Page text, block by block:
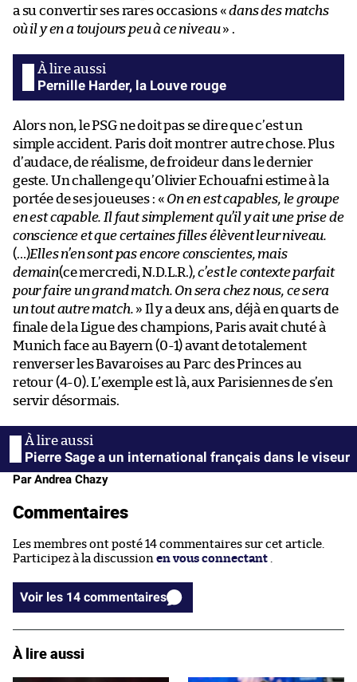
a su convertir ses rares occasions «dans des matchs
où il y en a toujours peu à ce niveau» .
Pernille Harder, la Louve rouge
Alors non, le PSG ne doit pas se dire que c’est un
simple accident. Paris doit montrer autre chose. Plus
d’audace, de réalisme, de froideur dans le dernier
geste. Un challenge qu’Olivier Echouafni estime à la
portée de ses joueuses : « On en est capables, le groupe
en est capable. Il faut simplement qu’il y ait une prise de
conscience et que certaines filles élèvent leur niveau.
(…)Elles n’en sont pas encore conscientes, mais
demain(ce mercredi, N.D.L.R.), c’est le contexte parfait
pour faire un grand match. On sera chez nous, ce sera
un tout autre match. » Il y a deux ans, déjà en quarts de
finale de la Ligue des champions, Paris avait chuté à
Munich face au Bayern (0-1) avant de totalement
renverser les Bavaroises au Parc des Princes au
retour (4-0). L’exemple est là, aux Parisiennes de s’en
servir désormais.
Pierre Sage a un international français dans le viseur
Par Andrea Chazy
Commentaires
Les membres ont posté 14 commentaires sur cet article.
Participez à la discussion en vous connectant
Voir les 14 commentaires
À lire aussi